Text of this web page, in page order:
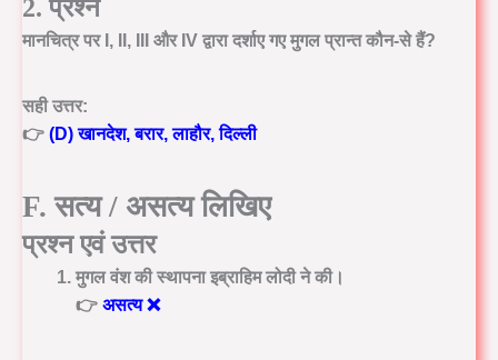
2. प्रश्न
मानचित्र पर I, II, III और IV द्वारा दर्शाए गए मुगल प्रान्त कौन-से हैं?
सही उत्तर:
👉 (D) खानदेश, बरार, लाहौर, दिल्ली
F. सत्य / असत्य लिखिए
प्रश्न एवं उत्तर
मुगल वंश की स्थापना इब्राहिम लोदी ने की।
👉 असत्य ❌